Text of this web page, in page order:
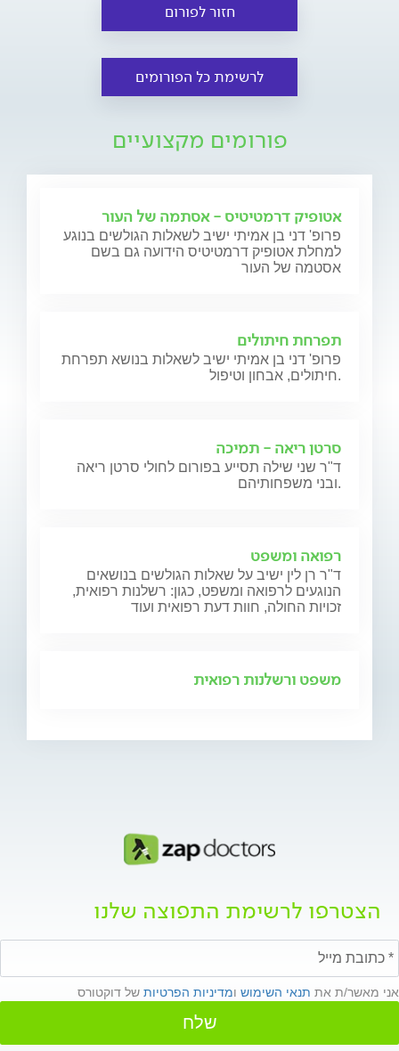
חזור לפורום
לרשימת כל הפורומים
פורומים מקצועיים
אטופיק דרמטיטיס - אסתמה של העור
פרופ' דני בן אמיתי ישיב לשאלות הגולשים בנוגע
למחלת אטופיק דרמטיטיס הידועה גם בשם
אסטמה של העור
תפרחת חיתולים
פרופ' דני בן אמיתי ישיב לשאלות בנושא תפרחת
חיתולים, אבחון וטיפול.
סרטן ריאה - תמיכה
ד"ר שני שילה תסייע בפורום לחולי סרטן ריאה
ובני משפחותיהם.
רפואה ומשפט
ד"ר רן לין ישיב על שאלות הגולשים בנושאים
הנוגעים לרפואה ומשפט, כגון: רשלנות רפואית,
זכויות החולה, חוות דעת רפואית ועוד
משפט ורשלנות רפואית
הצטרפו לרשימת התפוצה שלנו
אני מאשר/ת את תנאי השימוש ומדיניות הפרטיות של דוקטורס
שלח